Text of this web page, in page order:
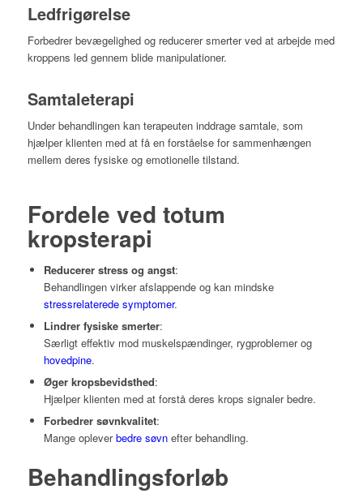
Ledfrigørelse
Forbedrer bevægelighed og reducerer smerter ved at arbejde med
kroppens led gennem blide manipulationer.
Samtaleterapi
Under behandlingen kan terapeuten inddrage samtale, som
hjælper klienten med at få en forståelse for sammenhængen
mellem deres fysiske og emotionelle tilstand.
Fordele ved totum
kropsterapi
Reducerer stress og angst:
Behandlingen virker afslappende og kan mindske
stressrelaterede symptomer.
Lindrer fysiske smerter:
Særligt effektiv mod muskelspændinger, rygproblemer og
hovedpine.
Øger kropsbevidsthed:
Hjælper klienten med at forstå deres krops signaler bedre.
Forbedrer søvnkvalitet:
Mange opleverbedre søvnefter behandling.
Behandlingsforløb